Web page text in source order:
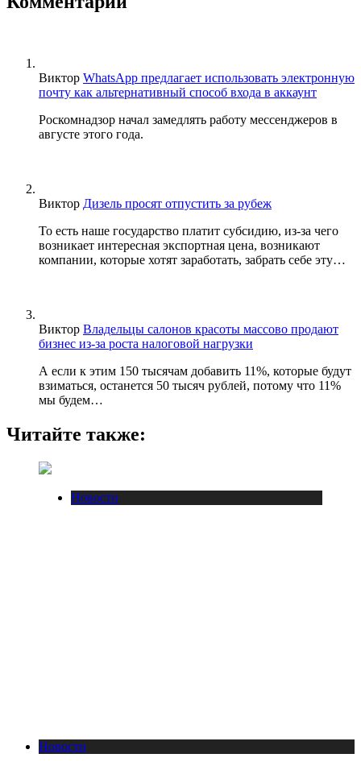
Виктор WhatsApp предлагает использовать электронную
почту как альтернативный способ входа в аккаунт
Роскомнадзор начал замедлять работу мессенджеров в
августе этого года.
Виктор Дизель просят отпустить за рубеж
То есть наше государство платит субсидию, из-за чего
возникает интересная экспортная цена, возникают
компании, которые хотят заработать, забрать себе эту…
Виктор Владельцы салонов красоты массово продают
бизнес из-за роста налоговой нагрузки
А если к этим 150 тысячам добавить 11%, которые будут
взиматься, останется 50 тысяч рублей, потому что 11%
мы будем…
Читайте также:
Новости
Новости